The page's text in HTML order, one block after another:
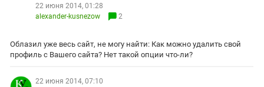
КАВКАЗ ЗА ПАЛЕСТИНУ
ПРЕСЛЕДОВАНИЕ АКТИВИСТОВ
МОБИЛИЗАЦИЯ И ПРОТЕСТЫ
Дагестан
Кабардино-Балкария
Карачаево-Черкесия
22 июня 2014, 01:28
alexander-kusnezow
2
Облазил уже весь сайт, не могу найти: Как можно удалить свой
профиль с Вашего сайта? Нет такой опции что-ли?
22 июня 2014, 07:10